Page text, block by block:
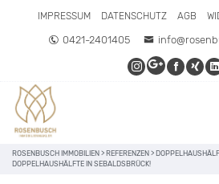
IMPRESSUM DATENSCHUTZ AGB
0421-2401405
ROSENBUSCH IMMOBILIEN > REFERENZEN >
OPPELHAUSHÄLFTE IN SEBALDSBRÜCK!